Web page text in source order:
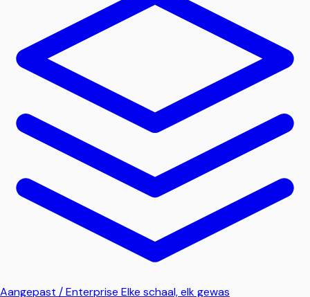
Aangepast / Enterprise Elke schaal, elk gewas